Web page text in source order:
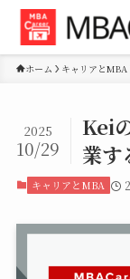
ホーム キャリアとMBA
Kei
業す
2025
10/29
キャリアとMBA